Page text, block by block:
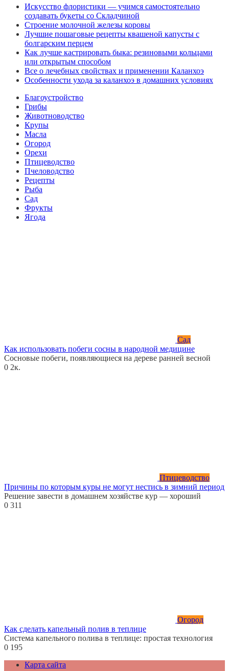
Искусство флористики — учимся самостоятельно
создавать букеты со Складчиной
Строение молочной железы коровы
Лучшие пошаговые рецепты квашеной капусты с
болгарским перцем
Как лучше кастрировать быка: резиновыми кольцами
или открытым способом
Все о лечебных свойствах и применении Каланхоэ
Особенности ухода за каланхоэ в домашних условиях
Благоустройство
Грибы
Животноводство
Крупы
Масла
Огород
Орехи
Птицеводство
Пчеловодство
Рецепты
Рыба
Сад
Фрукты
Ягода
Сад
Как использовать побеги сосны в народной медицине
Сосновые побеги, появляющиеся на дереве ранней весной
0 2к.
Птицеводство
Причины по которым куры не могут нестись в зимний период
Решение завести в домашнем хозяйстве кур — хороший
0 311
Огород
Как сделать капельный полив в теплице
Система капельного полива в теплице: простая технология
0 195
Карта сайта